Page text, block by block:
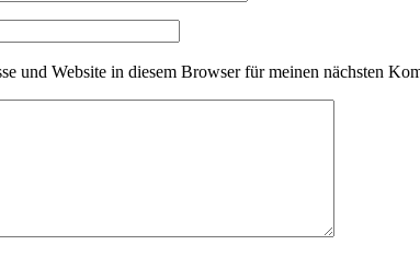
und Website in diesem Browser für meinen nächsten